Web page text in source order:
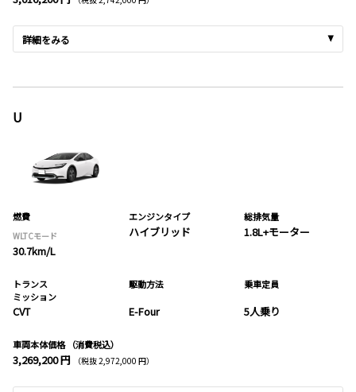
詳細をみる
U
燃費
WLTCモード
30.7km/L
エンジンタイプ
ハイブリッド
総排気量
1.8L+モーター
トランス
ミッション
CVT
駆動方法
E-Four
乗車定員
5人乗り
車両本体価格 （消費税込）
3,269,200 円 （税抜 2,972,000 円）